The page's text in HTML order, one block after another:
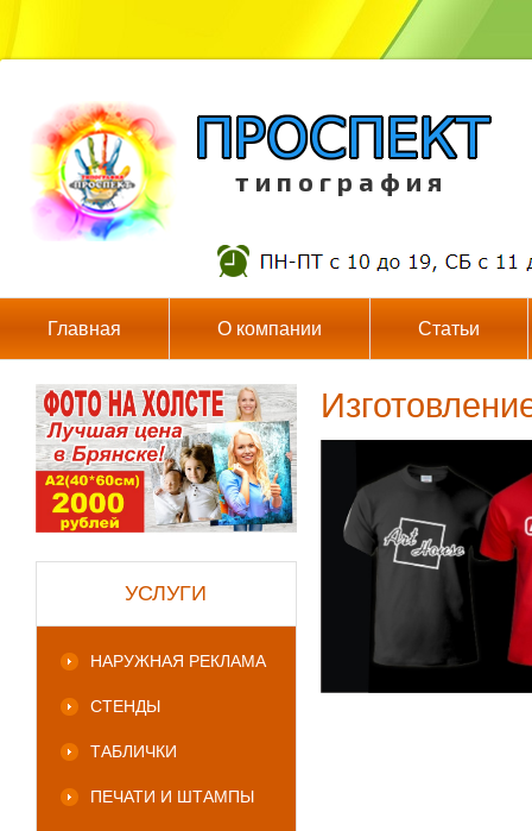
т и п о г р а ф и я
Главная О компании Статьи
УСЛУГИ
НАРУЖНАЯ РЕКЛАМА
СТЕНДЫ
ТАБЛИЧКИ
ПЕЧАТИ И ШТАМПЫ